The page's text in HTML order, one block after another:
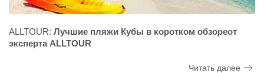
ALLTOUR: Лучшие пляжи Кубы в коротком обзореот
эксперта ALLTOUR
Читать далее